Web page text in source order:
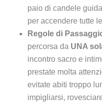
paio di candele
per accendere tutte
Regole di
percorsa da UNA
incontro sacro e
prestate molta
evitate abiti troppo
impigliarsi,